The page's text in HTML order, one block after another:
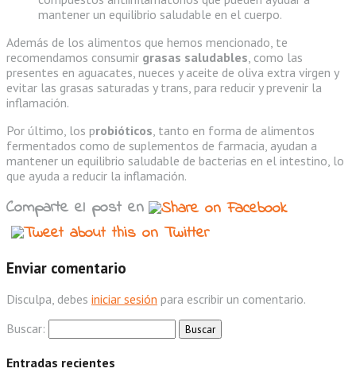
mantener un equilibrio saludable en el cuerpo.
Además de los alimentos que hemos mencionado, te
recomendamos consumir grasas saludables, como las
presentes en aguacates, nueces y aceite de oliva extra virgen y
evitar las grasas saturadas y trans, para reducir y prevenir la
inflamación.
Por último, los probióticos, tanto en forma de alimentos
fermentados como de suplementos de farmacia, ayudan a
mantener un equilibrio saludable de bacterias en el intestino, lo
que ayuda a reducir la inflamación.
Comparte el post en
Enviar comentario
Disculpa, debes iniciar sesión para escribir un comentario.
Buscar:
Entradas recientes